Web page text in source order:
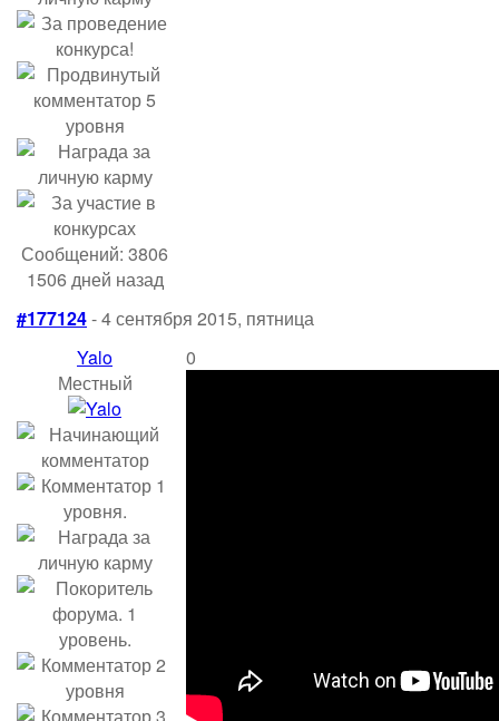
Сообщений: 3806
1506 дней назад
#177124- 4 сентября 2015, пятница
Yalo
Местный
0